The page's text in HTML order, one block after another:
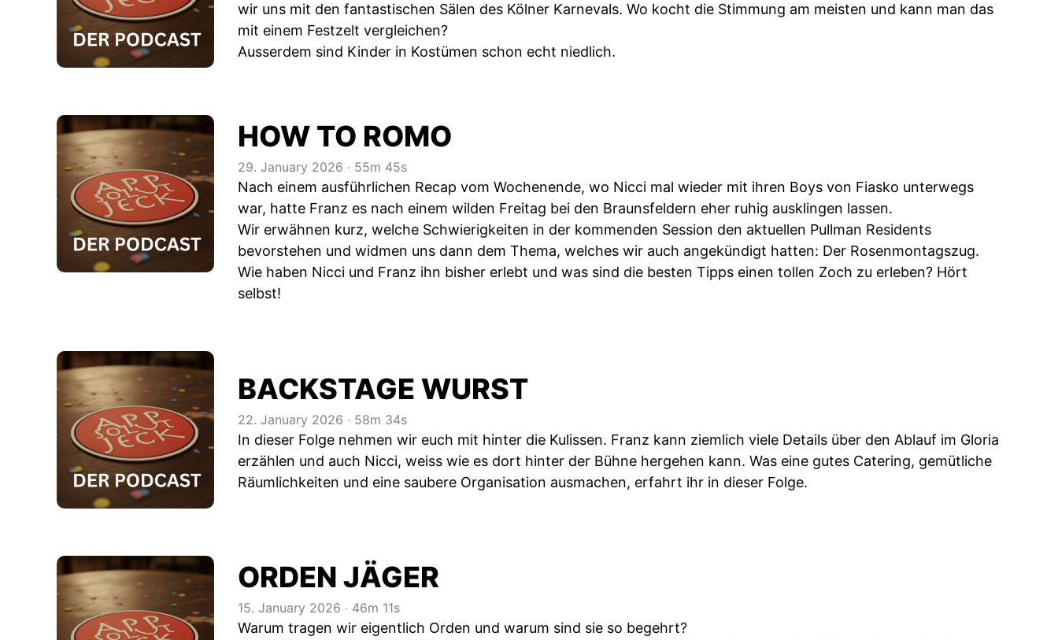
wir uns mit den fantastischen Sälen des Kölner Karnevals. Wo kocht die Stimmung am meisten und kann man das
mit einem Festzelt vergleichen?
Ausserdem sind Kinder in Kostümen schon echt niedlich.
HOW TO ROMO
29. January 2026 ‧ 55m 45s
Nach einem ausführlichen Recap vom Wochenende, wo Nicci mal wieder mit ihren Boys von Fiasko unterwegs
war, hatte Franz es nach einem wilden Freitag bei den Braunsfeldern eher ruhig ausklingen lassen.
Wir erwähnen kurz, welche Schwierigkeiten in der kommenden Session den aktuellen Pullman Residents
bevorstehen und widmen uns dann dem Thema, welches wir auch angekündigt hatten: Der Rosenmontagszug.
Wie haben Nicci und Franz ihn bisher erlebt und was sind die besten Tipps einen tollen Zoch zu erleben? Hört
selbst!
BACKSTAGE WURST
22. January 2026 ‧ 58m 34s
In dieser Folge nehmen wir euch mit hinter die Kulissen. Franz kann ziemlich viele Details über den Ablauf im Gloria
erzählen und auch Nicci, weiss wie es dort hinter der Bühne hergehen kann. Was eine gutes Catering, gemütliche
Räumlichkeiten und eine saubere Organisation ausmachen, erfahrt ihr in dieser Folge.
ORDEN JÄGER
15. January 2026 ‧ 46m 11s
Warum tragen wir eigentlich Orden und warum sind sie so begehrt?